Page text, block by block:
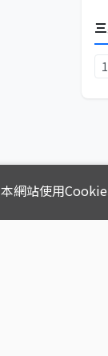
本網站使用